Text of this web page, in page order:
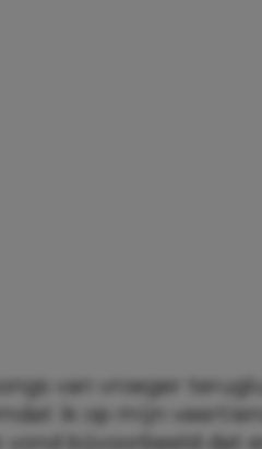
van vroeger
ik op mijn
vond bijvoorbeeld dat